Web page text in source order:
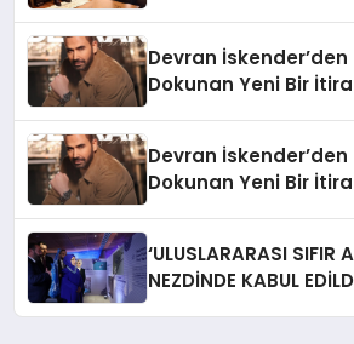
Devran
Dokunan Yeni Bir
Devran
Dokunan Yeni Bir
‘ULUSLARARASI SIFIR
NEZDİNDE KABUL